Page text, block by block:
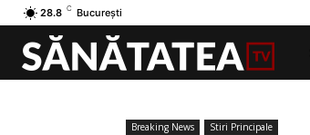
28.8 C București
Breaking News Stiri Principale